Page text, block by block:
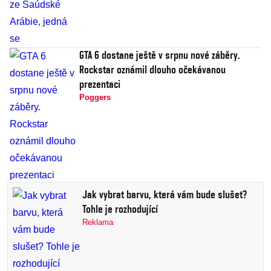
GTA 6 dostane ještě v srpnu nové záběry.
Rockstar oznámil dlouho očekávanou
prezentaci
Poggers
Jak vybrat barvu, která vám bude slušet?
Tohle je rozhodující
Reklama